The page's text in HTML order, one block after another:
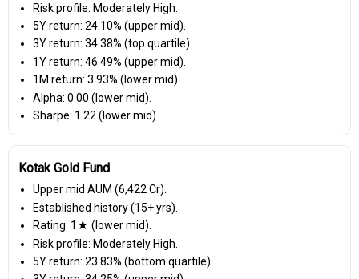
Risk profile: Moderately High.
5Y return: 24.10% (upper mid).
3Y return: 34.38% (top quartile).
1Y return: 46.49% (upper mid).
1M return: 3.93% (lower mid).
Alpha: 0.00 (lower mid).
Sharpe: 1.22 (lower mid).
Kotak Gold Fund
Upper mid AUM (₹6,422 Cr).
Established history (15+ yrs).
Rating: 1★ (lower mid).
Risk profile: Moderately High.
5Y return: 23.83% (bottom quartile).